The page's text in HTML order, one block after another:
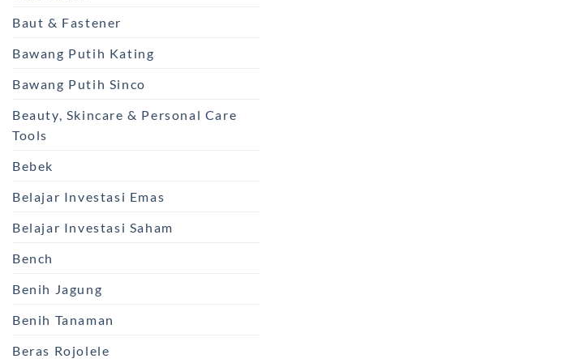
Baut & Fastener
Bawang Putih Kating
Bawang Putih Sinco
Beauty, Skincare & Personal Care
Tools
Bebek
Belajar Investasi Emas
Belajar Investasi Saham
Bench
Benih Jagung
Benih Tanaman
Beras Rojolele